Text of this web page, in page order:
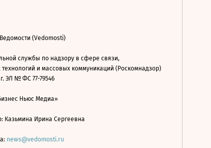
(Vedomosti)
службы по надзору в сфере связи,
и массовых коммуникаций (Роскомнадзор)
ЭЛ № ФС 77-79546
Ньюс Медиа»
Казьмина Ирина Сергеевна
news@vedomosti.ru